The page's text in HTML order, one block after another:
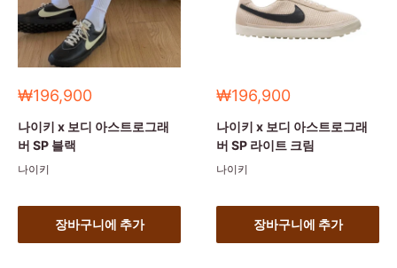
세
가
₩196,900
나이키 x 보디 아스트로그래
버 SP 블랙
나이키
장바구니에 추가
세
가
₩196,900
나이키 x 보디 아스트로그래
버 SP 라이트 크림
나이키
장바구니에 추가